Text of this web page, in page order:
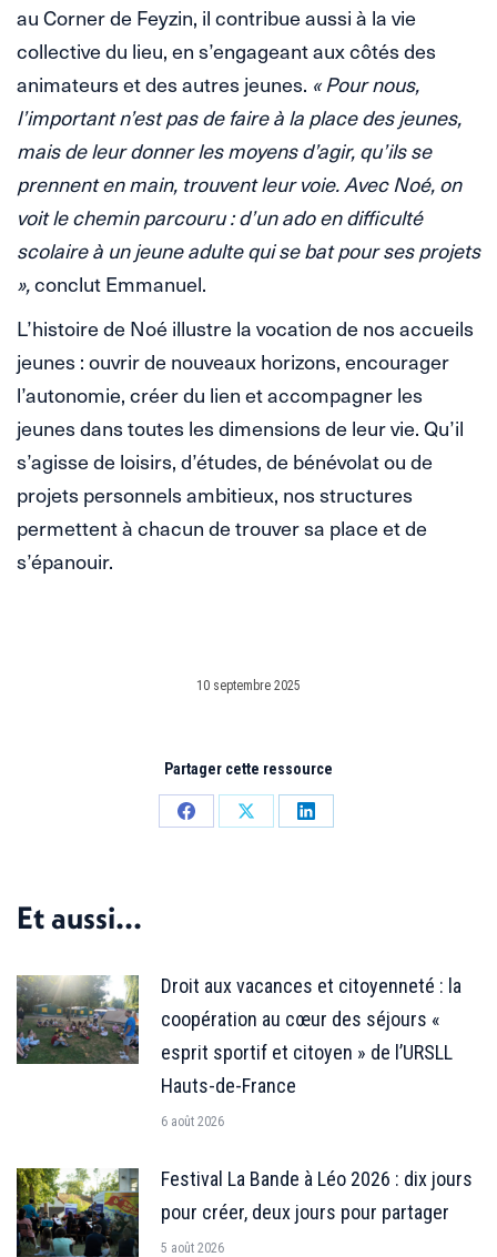
au Corner de Feyzin, il contribue aussi à la vie
collective du lieu, en s’engageant aux côtés des
animateurs et des autres jeunes. « Pour nous,
l’important n’est pas de faire à la place des jeunes,
mais de leur donner les moyens d’agir, qu’ils se
prennent en main, trouvent leur voie. Avec Noé, on
voit le chemin parcouru : d’un ado en difficulté
scolaire à un jeune adulte qui se bat pour ses projets
»,conclut Emmanuel.
L’histoire de Noé illustre la vocation de nos accueils
jeunes : ouvrir de nouveaux horizons, encourager
l’autonomie, créer du lien et accompagner les
jeunes dans toutes les dimensions de leur vie. Qu’il
s’agisse de loisirs, d’études, de bénévolat ou de
projets personnels ambitieux, nos structures
permettent à chacun de trouver sa place et de
s’épanouir.
10 septembre 2025
Partager cette ressource
PartagerPartagerPartager
Et aussi...
Droit aux vacances et citoyenneté : la
coopération au cœur des séjours «
esprit sportif et citoyen » de l’URSLL
Hauts-de-France
6 août 2026
Festival La Bande à Léo 2026 : dix jours
pour créer, deux jours pour partager
5 août 2026